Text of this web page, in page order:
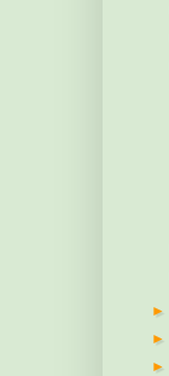
►
►
►